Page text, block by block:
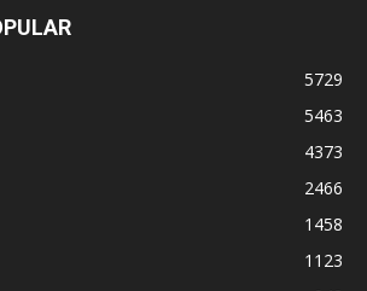
5729
5463
4373
2466
1458
1123